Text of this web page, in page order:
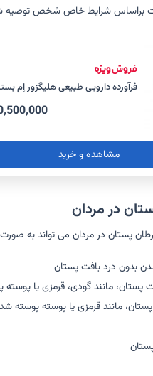
براساس شرایط خاص شخص توصیه
فرآورده دارویی طبیعی هلیگزور اِم
مشاهده و خرید
در مردان
پستان در مردان می تواند به صورت
بدون درد بافت پستان
پستان، مانند گودی، قرمزی یا
مانند قرمزی یا پوسته پوسته